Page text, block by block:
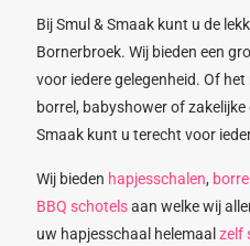
Bij Smul & Smaak kunt u de
Bornerbroek. Wij bieden een
voor iedere gelegenheid. Of
borrel, babyshower of
Smaak kunt u terecht voor
Wij bieden hapjesschalen,
BBQ schotelsaan welke wij
uw hapjesschaal helemaal zelf